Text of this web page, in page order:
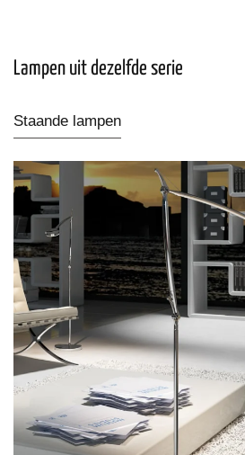
Lampen uit dezelfde serie
Staande lampen